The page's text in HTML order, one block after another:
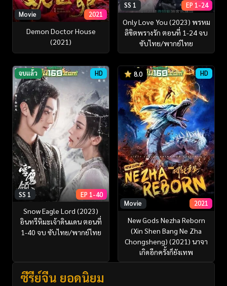
Movie 2021
Demon Doctor House
(2021)
SS 1 EP 1-24
Only Love You (2023) พรหม
ลิขิตพรางรัก ตอนที่ 1-24 จบ
ซับไทย/พากย์ไทย
จบแล้ว HD
SS 1 EP 1-40
Snow Eagle Lord (2023)
อินทรีหิมะเจ้าดินแดน ตอนที่
1-40 จบ ซับไทย/พากย์ไทย
8.0 HD
Movie 2021
New Gods Nezha Reborn
(Xin Shen Bang Ne Zha
Chongsheng) (2021) นาจา
เกิดอีกครั้งก็ยังเทพ
ซีรี่ย์จีน ยอดนิยม